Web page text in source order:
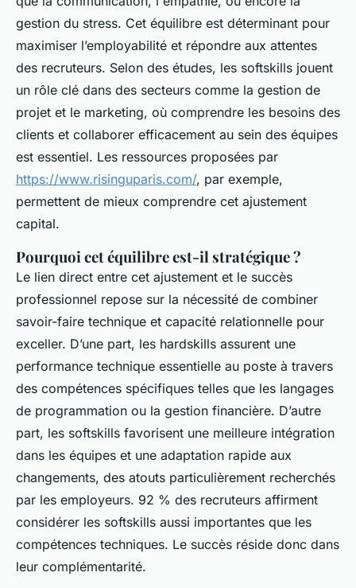
gestion du stress. Cet équilibre est déterminant pour
maximiser l’employabilité et répondre aux attentes
des recruteurs. Selon des études, les softskills jouent
un rôle clé dans des secteurs comme la gestion de
projet et le marketing, où comprendre les besoins des
clients et collaborer efficacement au sein des équipes
est essentiel. Les ressources proposées par
https://www.risinguparis.com/, par exemple,
permettent de mieux comprendre cet ajustement
capital.
Pourquoi cet équilibre est-il stratégique ?
Le lien direct entre cet ajustement et le succès
professionnel repose sur la nécessité de combiner
savoir-faire technique et capacité relationnelle pour
exceller. D’une part, les hardskills assurent une
performance technique essentielle au poste à travers
des compétences spécifiques telles que les langages
de programmation ou la gestion financière. D’autre
part, les softskills favorisent une meilleure intégration
dans les équipes et une adaptation rapide aux
changements, des atouts particulièrement recherchés
par les employeurs. 92 % des recruteurs affirment
considérer les softskills aussi importantes que les
compétences techniques. Le succès réside donc dans
leur complémentarité.